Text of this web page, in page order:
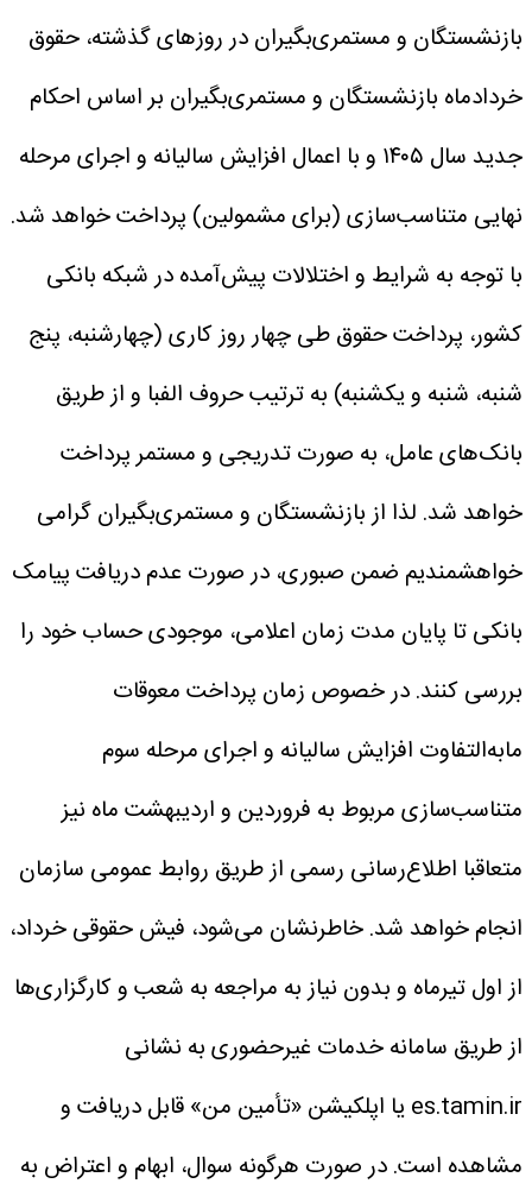
بازنشستگان و مستمری‌بگیران در روزهای گذشته، حقوق
خردادماه بازنشستگان و مستمری‌بگیران بر اساس احکام
جدید سال ۱۴۰۵ و با اعمال افزایش سالیانه و اجرای مرحله
نهایی متناسب‌سازی (برای مشمولین) پرداخت خواهد شد.
با توجه به شرایط و اختلالات پیش‌آمده در شبکه بانکی
کشور، پرداخت حقوق طی چهار روز کاری (چهارشنبه، پنج
شنبه، شنبه و یکشنبه) به ترتیب حروف الفبا و از طریق
بانک‌های عامل، به صورت تدریجی و مستمر پرداخت
خواهد شد. لذا از بازنشستگان و مستمری‌بگیران گرامی
خواهشمندیم ضمن صبوری، در صورت عدم دریافت پیامک
بانکی تا پایان مدت زمان اعلامی، موجودی حساب خود را
بررسی کنند.در خصوص زمان پرداخت معوقات
مابه‌التفاوت افزایش سالیانه و اجرای مرحله سوم
متناسب‌سازی مربوط به فروردین و اردیبهشت ماه نیز
متعاقبا اطلاع‌رسانی رسمی از طریق روابط عمومی سازمان
انجام خواهد شد.خاطرنشان می‌شود، فیش حقوقی خرداد،
از اول تیرماه و بدون نیاز به مراجعه به شعب و کارگزاری‌ها
از طریق سامانه خدمات غیرحضوری به نشانی
es.tamin.ir یا اپلکیشن «تأمین من» قابل دریافت و
مشاهده است.در صورت هرگونه سوال، ابهام و اعتراض به